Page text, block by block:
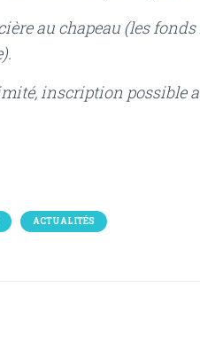
au chapeau (les
inscription possible
ACTUALITÉS